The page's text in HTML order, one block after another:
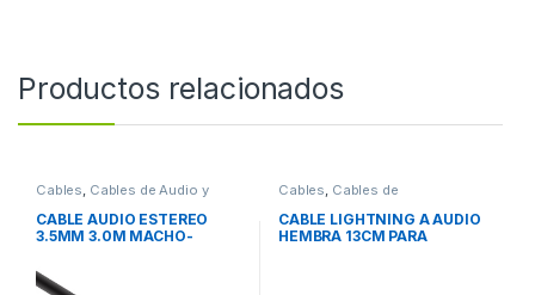
Productos relacionados
Cables Cables de Audio y
CABLE AUDIO ESTEREO
3.5MM 3.0M MACHO-
Cables Cables de
Computadora
CABLE LIGHTNING A AUDIO
HEMBRA 13CM PARA